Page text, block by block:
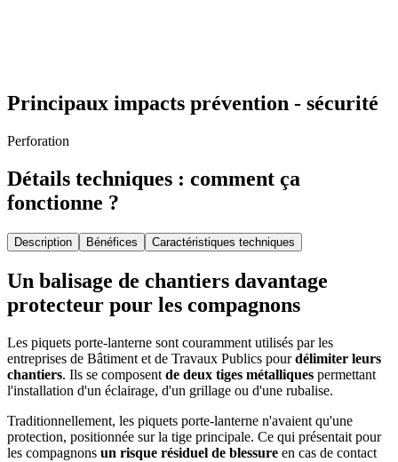
Principaux impacts prévention - sécurité
Perforation
Détails techniques : comment ça
fonctionne ?
Description Bénéfices Caractéristiques techniques
Un balisage de chantiers davantage
protecteur pour les compagnons
Les piquets porte-lanterne sont couramment utilisés par les
entreprises de Bâtiment et de Travaux Publics pourdélimiter leurs
chantiers. Ils se composent de deux tiges métalliques permettant
l'installation d'un éclairage, d'un grillage ou d'une rubalise.
Traditionnellement, les piquets porte-lanterne n'avaient qu'une
protection, positionnée sur la tige principale. Ce qui présentait pour
les compagnons un risque résiduel de blessure en cas de contact